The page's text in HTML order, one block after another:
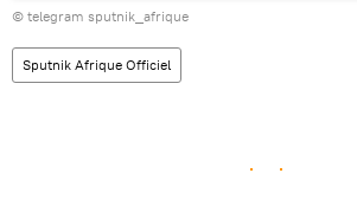
© telegram sputnik_afrique
Sputnik Afrique Officiel